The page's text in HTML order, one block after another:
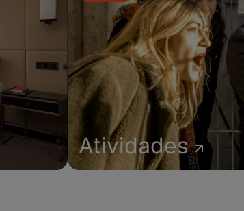
Atividades